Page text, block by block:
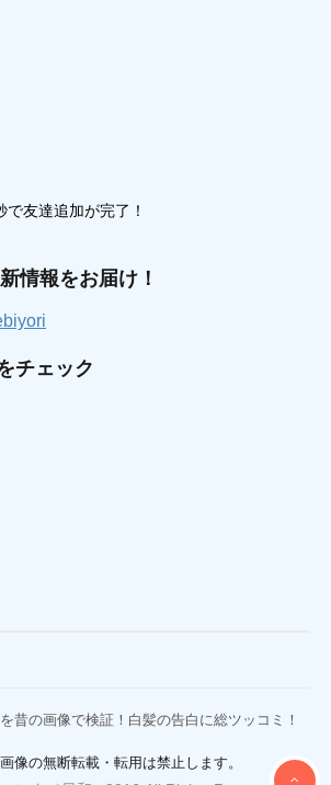
で友達追加が完了！
情報をお届け！
チェック
昔の画像で検証！白髪の告白に総ツッコミ！
像の無断転載・転用は禁止します。